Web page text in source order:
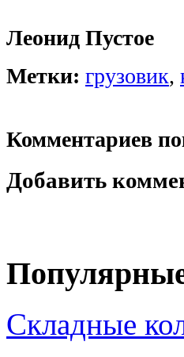
Леонид Пустое
Метки: грузовик,
Комментариев
Добавить
Складные